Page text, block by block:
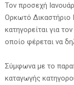
Τον προσεχή
Ορκωτό Δικαστήριο
κατηγορείται για
οποίο φέρεται να
Σύμφωνα με το
καταγωγής